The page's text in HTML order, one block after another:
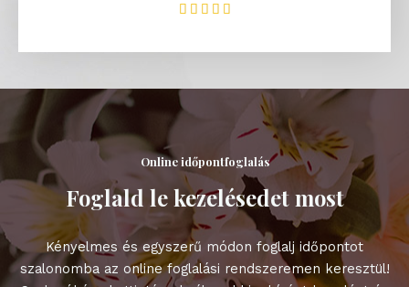
    R
t
u
t
o
5
Online időpontfoglalás
Foglald le kezelésedet most
Kényelmes és egyszerű módon foglalj időpontot
szalonomba az online foglalási rendszeremen keresztül!